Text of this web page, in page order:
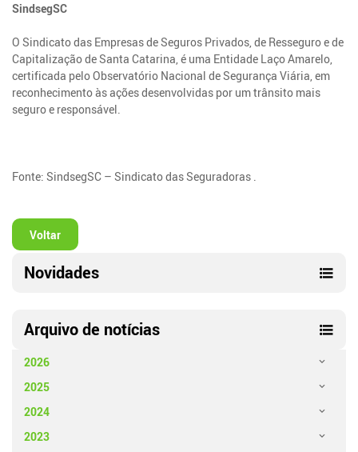
SindsegSC
O Sindicato das Empresas de Seguros Privados, de Resseguro e de
Capitalização de Santa Catarina, é uma Entidade Laço Amarelo,
certificada pelo Observatório Nacional de Segurança Viária, em
reconhecimento às ações desenvolvidas por um trânsito mais
seguro e responsável.
Fonte: SindsegSC – Sindicato das Seguradoras .
Voltar
Novidades
Arquivo de notícias
2026
2025
2024
2023